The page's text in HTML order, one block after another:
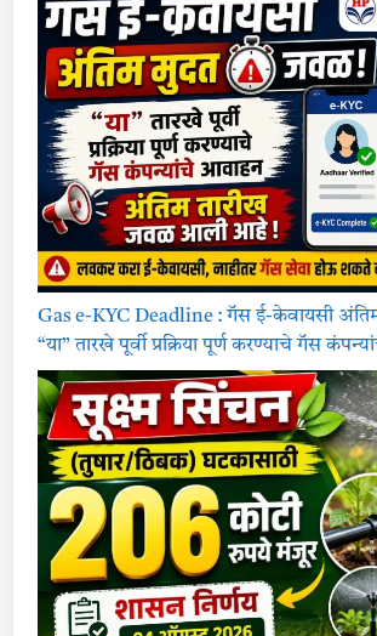
Gas e-KYC Deadline : गॅस ई-केवायसी
“या” तारखे पूर्वी प्रक्रिया पूर्ण करण्याचे गॅस